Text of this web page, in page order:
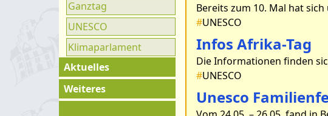
Ganztag
UNESCO
Klimaparlament
Aktuelles
Exkursionen
Weiteres
#UNESCO
Infos Afrika-Tag
#UNESCO
Unesco